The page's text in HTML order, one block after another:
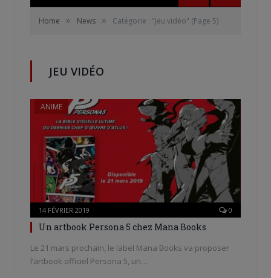
Home » News » Catégorie : "Jeu vidéo" (Page 5)
JEU VIDÉO
ANIME
14 FÉVRIER 2019 0
Un artbook Persona 5 chez Mana Books
Le 21 mars prochain, le label Mana Books va proposer
l’artbook officiel Persona 5, un…